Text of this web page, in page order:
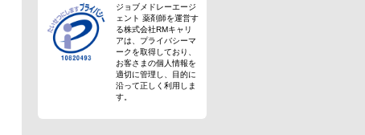
ジョブメドレーエージ
ェント 薬剤師を運営す
る株式会社RMキャリ
アは、プライバシーマ
ークを取得しており、
お客さまの個人情報を
適切に管理し、目的に
沿って正しく利用しま
す。